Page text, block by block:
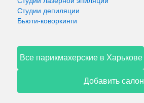
Студии депиляции
Бьюти-коворкинги
Все парикмахерские в Харькове
Добавить салон